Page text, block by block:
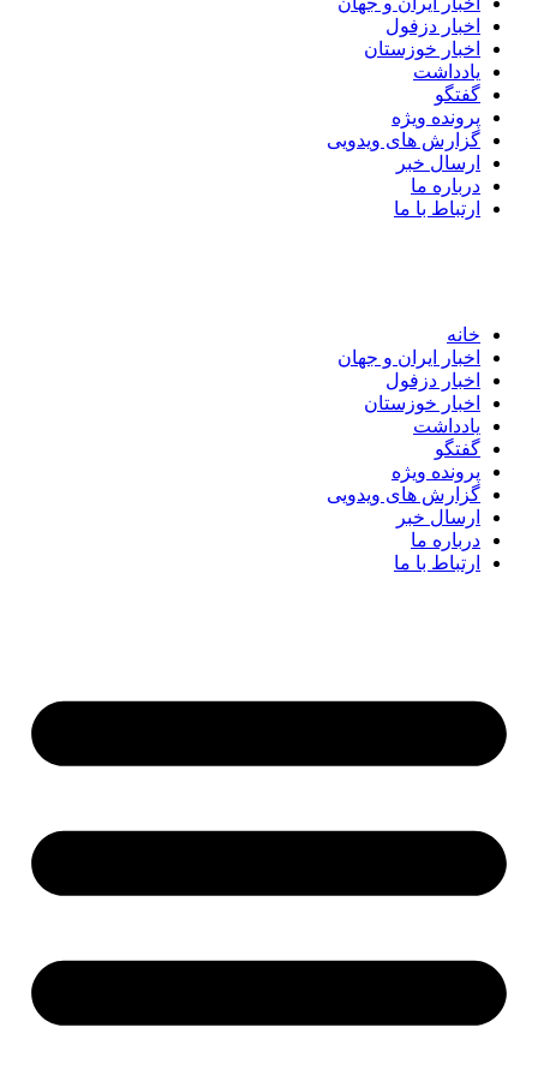
اخبار دزفول
اخبار خوزستان
یادداشت
گفتگو
پرونده ویژه
گزارش های ویدویی
ارسال خبر
درباره ما
ارتباط با ما
خانه
اخبار ایران و جهان
اخبار دزفول
اخبار خوزستان
یادداشت
گفتگو
پرونده ویژه
گزارش های ویدویی
ارسال خبر
درباره ما
ارتباط با ما